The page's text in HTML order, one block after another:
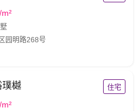
园明路268号
璞樾 住宅